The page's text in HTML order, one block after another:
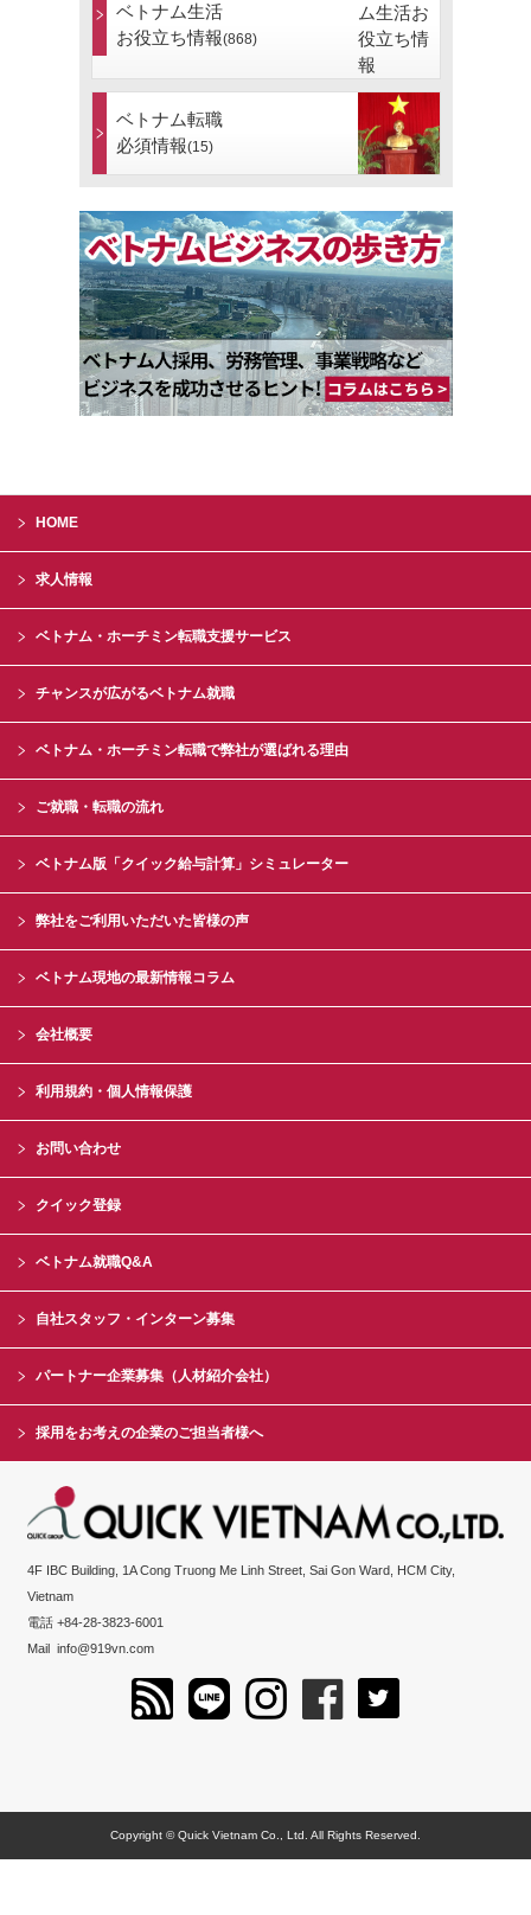
ベトナム生活
お役立ち情報(868)
ベトナム転職
必須情報(15)
HOME
求人情報
ベトナム・ホーチミン転職支援サービス
チャンスが広がるベトナム就職
ベトナム・ホーチミン転職で弊社が選ばれる理由
ご就職・転職の流れ
ベトナム版「クイック給与計算」シミュレーター
弊社をご利用いただいた皆様の声
ベトナム現地の最新情報コラム
会社概要
利用規約・個人情報保護
お問い合わせ
クイック登録
ベトナム就職Q&A
自社スタッフ・インターン募集
パートナー企業募集（人材紹介会社）
採用をお考えの企業のご担当者様へ
4F IBC Building, 1A Cong Truong Me Linh Street, Sai Gon Ward, HCM City,
Vietnam
電話 +84-28-3823-6001
Mailinfo@919vn.com
Copyright © Quick Vietnam Co., Ltd. All Rights Reserved.